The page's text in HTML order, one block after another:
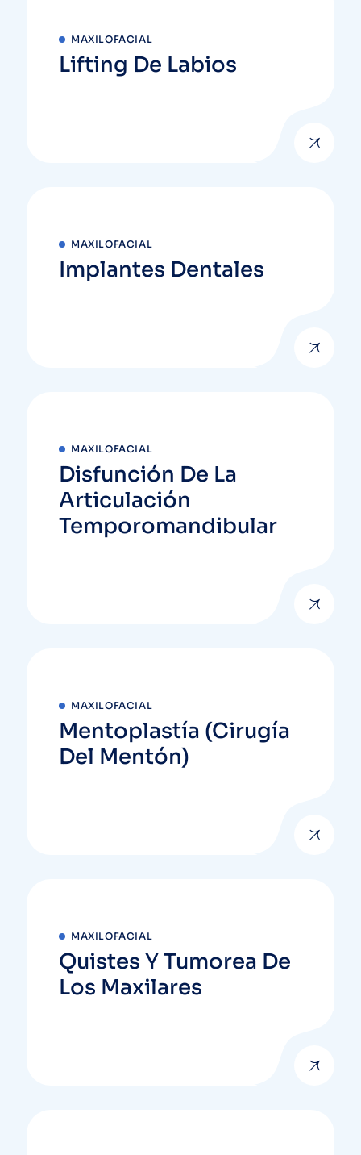
MAXILOFACIAL
Lifting De Labios
MAXILOFACIAL
Implantes Dentales
MAXILOFACIAL
Disfunción De La
Articulación
Temporomandibular
MAXILOFACIAL
Mentoplastía (Cirugía
Del Mentón)
MAXILOFACIAL
Quistes Y Tumorea De
Los Maxilares